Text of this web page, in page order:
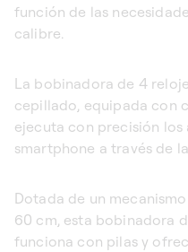
función de las
calibre.
La bobinadora de 4
cepillado, equipada con
ejecuta con precisión los
smartphone a través de
Dotada de un
60 cm, esta bobinadora
funciona con pilas y